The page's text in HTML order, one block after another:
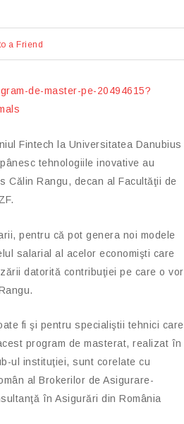
a Friend
de-master-pe-20494615?
Fintech la Universitatea Danubius
tehnologiile inovative au
Călin Rangu, decan al Facultăţii de
pentru că pot genera noi modele
salarial al acelor economişti care
datorită contribuţiei pe care o vor
fi şi pentru specialiştii tehnici care
program de masterat, realizat în
ul instituţiei, sunt corelate cu
al Brokerilor de Asigurare-
în Asigurări din România